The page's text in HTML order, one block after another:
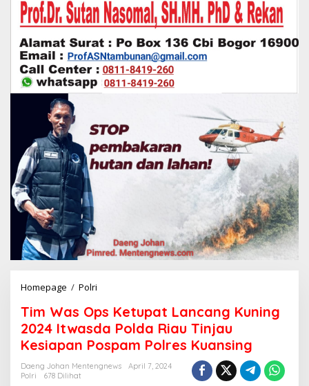
Homepage / Polri
m
W
a
s
O
p
Tim Was Ops Ketupat Lancang Kuning
2024 Itwasda Polda Riau Tinjau
Kesiapan Pospam Polres Kuansing
Daeng Johan Mentengnews
April 7, 2024
Polri
678 Dilihat